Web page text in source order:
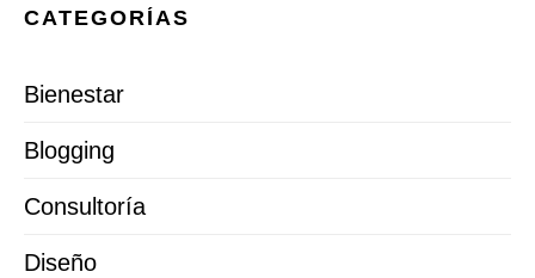
CATEGORÍAS
Bienestar
Blogging
Consultoría
Diseño